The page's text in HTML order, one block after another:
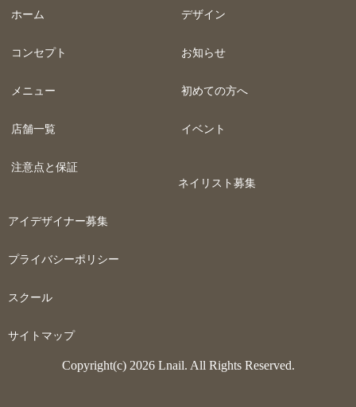
ホーム
コンセプト
メニュー
店舗一覧
注意点と保証
デザイン
お知らせ
初めての方へ
イベント
ネイリスト募集
アイデザイナー募集
プライバシーポリシー
スクール
サイトマップ
Copyright(c) 2026 Lnail. All Rights Reserved.